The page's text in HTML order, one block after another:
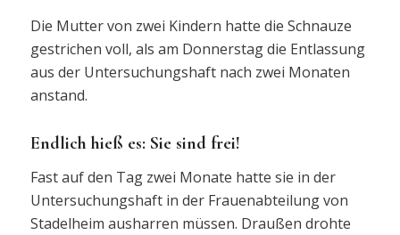
Die Mutter von zwei Kindern hatte die Schnauze
gestrichen voll, als am Donnerstag die Entlassung
aus der Untersuchungshaft nach zwei Monaten
anstand.
Endlich hieß es: Sie sind frei!
Fast auf den Tag zwei Monate hatte sie in der
Untersuchungshaft in der Frauenabteilung von
Stadelheim ausharren müssen. Draußen drohte